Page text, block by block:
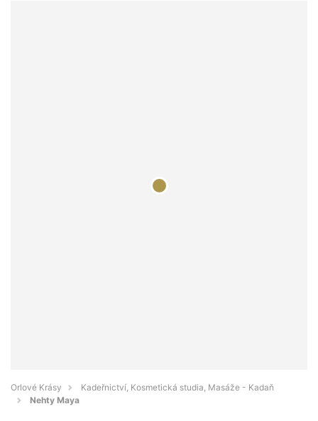
Orlové Krásy
Kadeřnictví, Kosmetická studia, Masáže - Kadaň
Nehty Maya